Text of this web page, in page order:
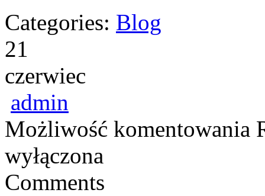
Categories: Blog
21
czerwiec
admin
Możliwość komentowania
wyłączona
Comments